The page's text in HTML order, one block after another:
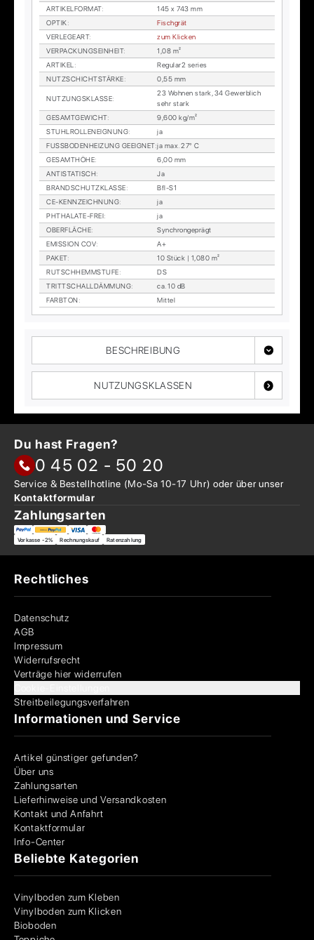
AR­TI­KEL­FOR­MAT:
145 x 743 mm
OP­TIK:
Fisch­grät
VER­LE­GE­ART:
zum Kli­cken
VER­PA­CKUNGS­EIN­HEIT:
1,08 m²
AR­TI­KEL:
Re­gu­lar2 se­ries
NUTZ­SCHICHT­STÄR­KE: 0,55 mm
NUT­ZUNGS­KLAS­SE:
23 Woh­nen stark, 34 Ge­werb­lich
sehr stark
GE­SAMT­GE­WICHT:
9,600 kg/m²
STUHL­ROL­LEN­EIG­NUNG:
ja
FUSS­BO­DEN­HEI­ZUNG GE­EIG­NET:ja max. 27° C
GE­SAMT­HÖ­HE:
6,00 mm
AN­TI­STA­TISCH:
Ja
BRAND­SCHUTZ­KLAS­SE:
Bfl-S1
CE-KENN­ZEICH­NUNG:
ja
PHTHA­LA­TE-FREI:
ja
OBER­FLÄ­CHE:
Syn­chron­ge­prägt
EMIS­SI­ON COV:
A+
PA­KET:
10 Stück | 1,080 m²
RUTSCH­HEMM­STU­FE:
DS
TRITT­SCHALL­DÄM­MUNG:
ca. 10 dB
FARB­TON: Mit­tel
BESCHREIBUNG
NUTZUNGSKLASSEN
Du hast Fragen?
0 45 02 - 50 20
Service & Bestellhotline (Mo-Sa 10-17 Uhr) oder überunser
Kontaktformular
Zahlungsarten
Vorkasse -2% Rechnungskauf Ratenzahlung
Rechtliches
Datenschutz
AGB
Impressum
Widerrufsrecht
Verträge hier widerrufen
Streitbeilegungsverfahren
Informationen und Service
Artikel günstiger gefunden?
Über uns
Zahlungsarten
Lieferhinweise und Versandkosten
Kontakt und Anfahrt
Kontaktformular
Info-Center
Beliebte Kategorien
Vinylboden zum Kleben
Vinylboden zum Klicken
Bioboden